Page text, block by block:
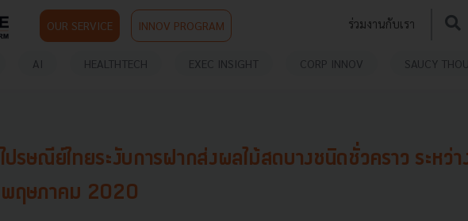
OUR SERVICE INNOV PROGRAM ร่วมงานกับเรา
AI HEALTHTECH EXEC INSIGHT CORP INNOV SAUCY
ไปรษณีย์ไทยระงับการฝากส่งผลไม้สดบางชนิดชั่วคราว ระหว่
พฤษภาคม 2020